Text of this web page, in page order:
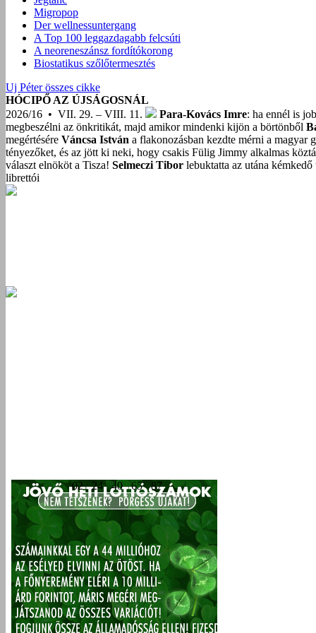
Migropop
Der wellnessuntergang
A Top 100 leggazdagabb felcsúti
A neoreneszánsz fordítókorong
Biostatikus szőlőtermesztés
Uj Péter összes cikke
HÓCIPŐ AZ ÚJSÁGOSNÁL
2026/16 • VII. 29. – VIII. 11.
Para-Kovács Imre: ha ennél is
megbeszélni az önkritikát, majd amikor mindenki kijön a börtönből
megértésére Váncsa István a flakonozásban kezdte mérni a magyar
tényezőket, és az jött ki neki, hogy csakis Fülig Jimmy alkalmas
választ elnököt a Tisza! Selmeczi Tibor lebuktatta az utána kémkedő
librettói